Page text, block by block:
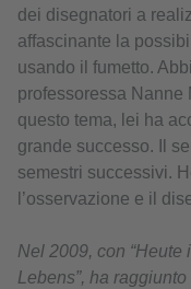
dei disegnatori a
affascinante la
usando il fumetto.
professoressa Nanne
questo tema, lei ha
grande successo. Il
semestri successivi.
l’osservazione e il
Nel 2009, con “Heute
Lebens”, ha